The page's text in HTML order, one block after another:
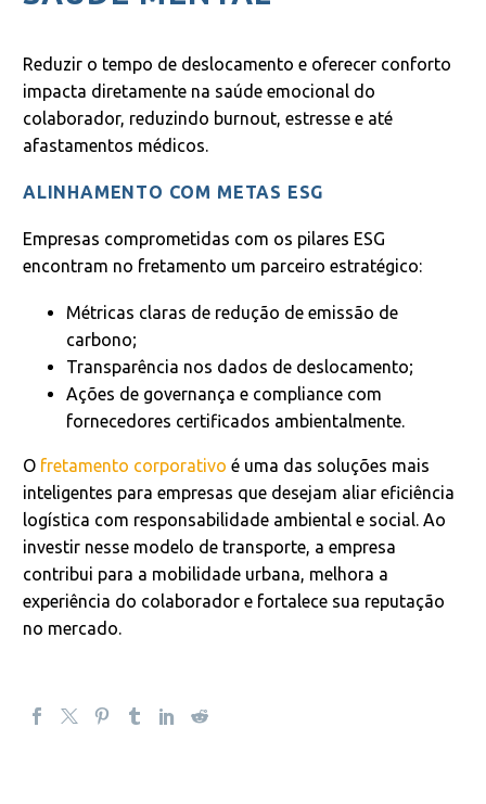
Reduzir o tempo de deslocamento e oferecer conforto
impacta diretamente na saúde emocional do
colaborador, reduzindo burnout, estresse e até
afastamentos médicos.
ALINHAMENTO COM METAS ESG
Empresas comprometidas com os pilares ESG
encontram no fretamento um parceiro estratégico:
Métricas claras de redução de emissão de
carbono;
Transparência nos dados de deslocamento;
Ações de governança e compliance com
fornecedores certificados ambientalmente.
O fretamento corporativo é uma das soluções mais
inteligentes para empresas que desejam aliar eficiência
logística com responsabilidade ambiental e social. Ao
investir nesse modelo de transporte, a empresa
contribui para a mobilidade urbana, melhora a
experiência do colaborador e fortalece sua reputação
no mercado.